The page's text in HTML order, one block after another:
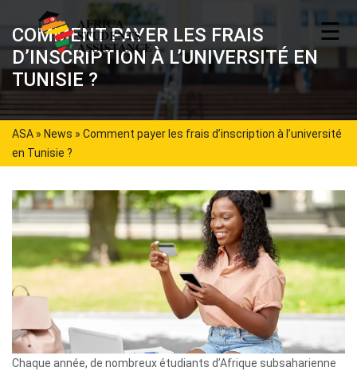
☰
COMMENT PAYER LES FRAIS
D’INSCRIPTION À L’UNIVERSITÉ EN
TUNISIE ?
ASA » News » Comment payer les frais d’inscription à l’université
en Tunisie ?
Chaque année, de nombreux étudiants d’Afrique subsaharienne